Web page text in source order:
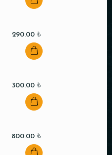
290.00 ₺
300.00 ₺
800.00 ₺